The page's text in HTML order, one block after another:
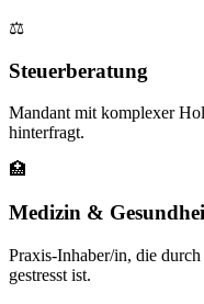
⚖️
Steuerberatung
Mandant mit komplexer
hinterfragt.
🏥
Medizin &
Praxis-Inhaber/in, die
gestresst ist.